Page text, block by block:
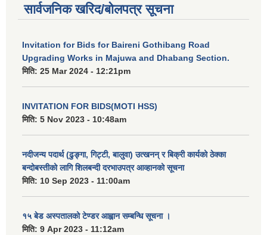
सार्वजनिक खरिद/बोलपत्र सूचना
Invitation for Bids for Baireni Gothibang Road
Upgrading Works in Majuwa and Dhabang Section.
मिति: 25 Mar 2024 - 12:21pm
INVITATION FOR BIDS(MOTI HSS)
मिति: 5 Nov 2023 - 10:48am
नदीजन्य पदार्थ (ढुङ्गा, गिट्टी, बालुवा) उत्खनन् र बिक्री कार्यको ठेक्का
बन्दोबस्तीको लागि शिलबन्दी दरभाउपत्र आव्हानको सूचना
मिति: 10 Sep 2023 - 11:00am
१५ बेड अस्पतालको टेण्डर आह्वान सम्बन्धि सूचना ।
मिति: 9 Apr 2023 - 11:12am